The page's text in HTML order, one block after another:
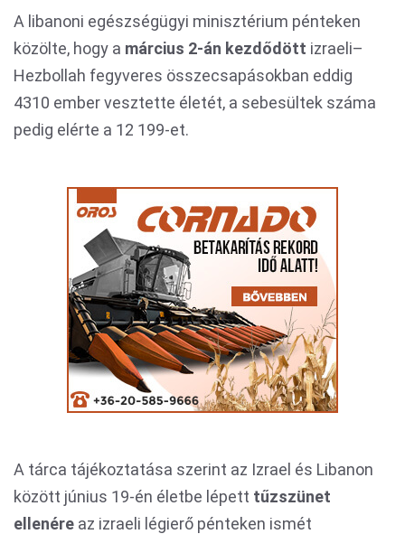
A libanoni egészségügyi minisztérium pénteken
közölte, hogy a március 2-án kezdődött izraeli–
Hezbollah fegyveres összecsapásokban eddig
4310 ember vesztette életét, a sebesültek száma
pedig elérte a 12 199-et.
A tárca tájékoztatása szerint az Izrael és Libanon
között június 19-én életbe lépett tűzszünet
ellenére az izraeli légierő pénteken ismét